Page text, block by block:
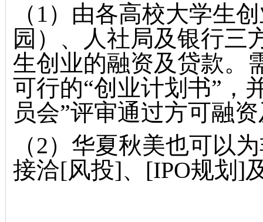
（1）由各高校大学生
园）、人社局及银行三
生创业的融资及贷款。
可行的“创业计划书”，
员会”评审通过方可融
（2）华夏秋美也可以
接洽[风投]、[IPO规划 ]